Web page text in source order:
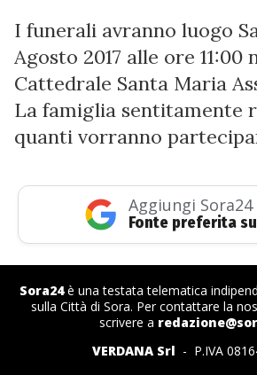
I funerali avranno luogo
Agosto 2017 alle ore 11:00
Cattedrale Santa Maria
La famiglia sentitamente
quanti vorranno
Aggiungi Sora24
Fonte preferita
Sora24è una testata telematica
sulla Città di Sora. Per contattare la
scrivere a
VERDANA Srl - P.IVA